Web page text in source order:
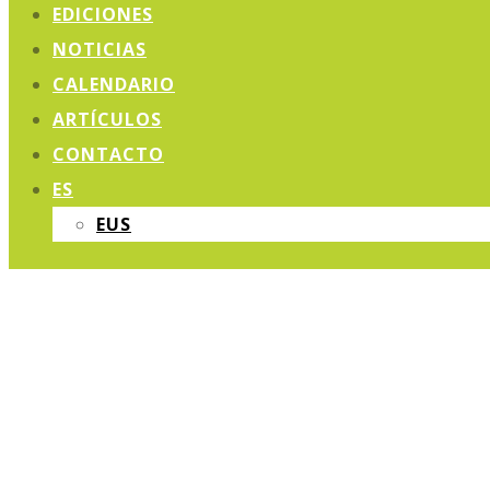
EDICIONES
NOTICIAS
CALENDARIO
ARTÍCULOS
CONTACTO
ES
EUS